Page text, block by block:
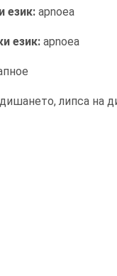
език: apnoea
език: apnoea
липса на